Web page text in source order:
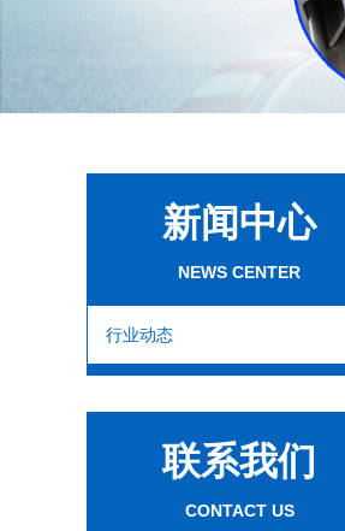
新闻中心
NEWS CENTER
行业动态
联系我们
CONTACT US